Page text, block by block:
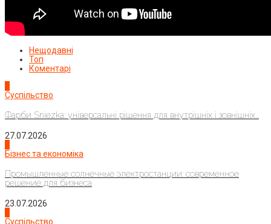
Нещодавні
Топ
Коментарі
Суспільство
Фарби Sniezka: універсальні рішення для внутрішніх і зовнішніх...
27.07.2026
Бізнес та економіка
Промышленные солнечные электростанции: современное
решение для бизнеса
23.07.2026
Суспільство